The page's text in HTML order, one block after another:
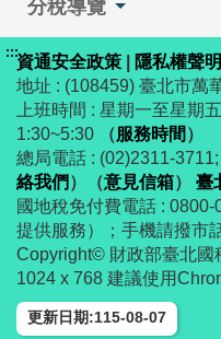
分稅導覽
:::資通安全政策 隱私權聲明
地址 : (108459) 臺北市萬
上班時間 : 星期一至星期
1:30~5:30
（服務時間 ）
總局電話 : (02)2311-
絡我們 ） （意見信箱）
臺
國地稅免付費電話 :
提供服務）；手機請撥市
Copyright© 財政部臺北
1024 x 768 建議使用
更新日期:115-08-07